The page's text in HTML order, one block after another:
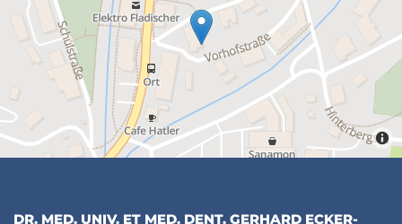
DR. MED. UNIV. ET MED. DENT. GERHARD ECKER-